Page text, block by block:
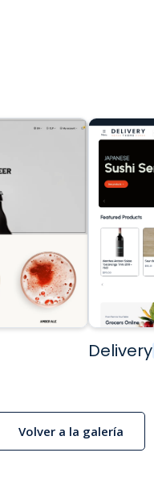
Delivery
Volver a la galería